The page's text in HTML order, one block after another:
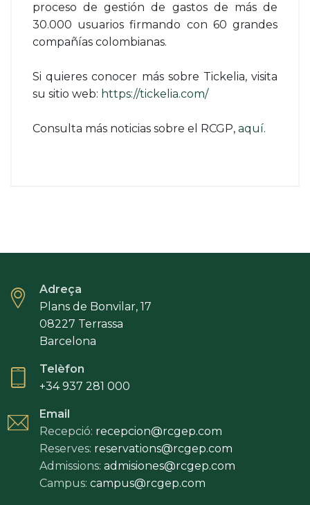
proceso de gestión de gastos de más de
30.000 usuarios firmando con 60 grandes
compañías colombianas.
Si quieres conocer más sobre Tickelia, visita
su sitio web: https://tickelia.com/
Consulta más noticias sobre el RCGP, aquí.
Adreça
Plans de Bonvilar, 17
08227 Terrassa
Barcelona
Telèfon
+34 937 281 000
Email
Recepció: recepcion@rcgep.com
Reserves: reservations@rcgep.com
Admissions: admisiones@rcgep.com
Campus: campus@rcgep.com